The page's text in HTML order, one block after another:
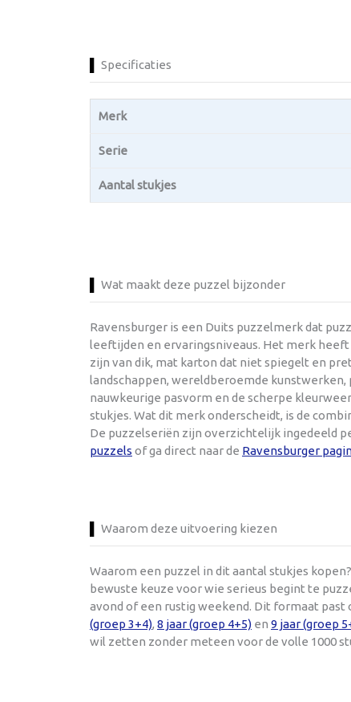
Specificaties
Merk
Serie
Aantal stukjes
Wat maakt deze puzzel bijzonder
Ravensburger is een Duits puzzelmerk dat
leeftijden en ervaringsniveaus. Het merk
zijn van dik, mat karton dat niet spiegelt en
landschappen, wereldberoemde
nauwkeurige pasvorm en de scherpe
stukjes. Wat dit merk onderscheidt, is de
De puzzelseriën zijn overzichtelijk ingedeeld
puzzels of ga direct naar de Ravensburger
Waarom deze uitvoering kiezen
Waarom een puzzel in dit aantal stukjes
bewuste keuze voor wie serieus begint te
avond of een rustig weekend. Dit formaat past
(groep 3+4), 8 jaar (groep 4+5) en 9 jaar (groep
wil zetten zonder meteen voor de volle 1000